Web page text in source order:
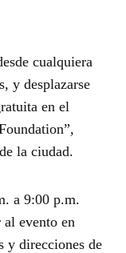
cualquiera
y desplazarse
en el
la ciudad.
a 9:00 p.m.
evento en
y direcciones de